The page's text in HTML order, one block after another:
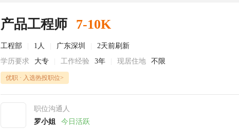
产品工程师 7-10K
工程部 1人 广东深圳
2天前刷新
学历要求
大专 工作经验 3年 现居住地 不限
优职 · 入选热投职位>
职位沟通人
罗小姐
今日活跃